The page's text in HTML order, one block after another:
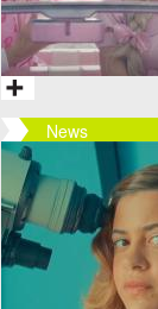
News